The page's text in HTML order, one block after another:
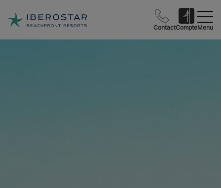
ContactCompteMenu